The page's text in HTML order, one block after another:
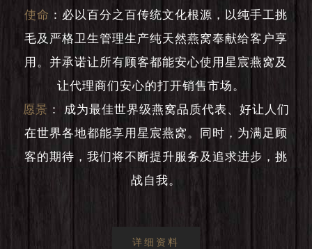
使命 ： 必以百分之百传统文化根源，以纯手工挑
毛及严格卫生管理生产纯天然燕窝奉献给客户享
用。并承诺让所有顾客都能安心使用星宸燕窝及
让代理商们安心的打开销售市场。
愿景 ：
成为最佳世界级燕窝品质代表、好让人们
在世界各地都能享用星宸燕窝。同时，为满足顾
客的期待，我们将不断提升服务及追求进步，挑
战自我。
详细资料